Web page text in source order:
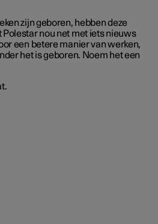
zijn geboren, hebben deze
nou net met iets nieuws
een betere manier van werken,
het is geboren. Noem het een